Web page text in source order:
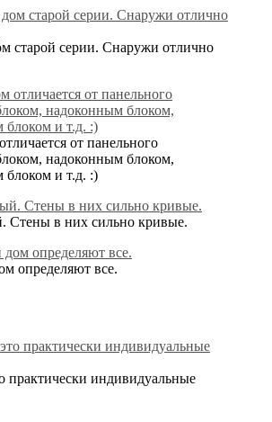
старой серии. Снаружи отлично
от панельного
надоконным блоком,
блоком и т.д. :)
Стены в них сильно кривые.
определяют все.
практически индивидуальные